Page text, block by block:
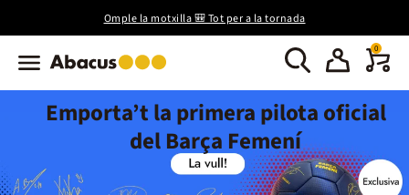
Omple la motxilla 🎒 Tot per a la tornada
0
Emporta’t la primera pilota oficial
del Barça Femení